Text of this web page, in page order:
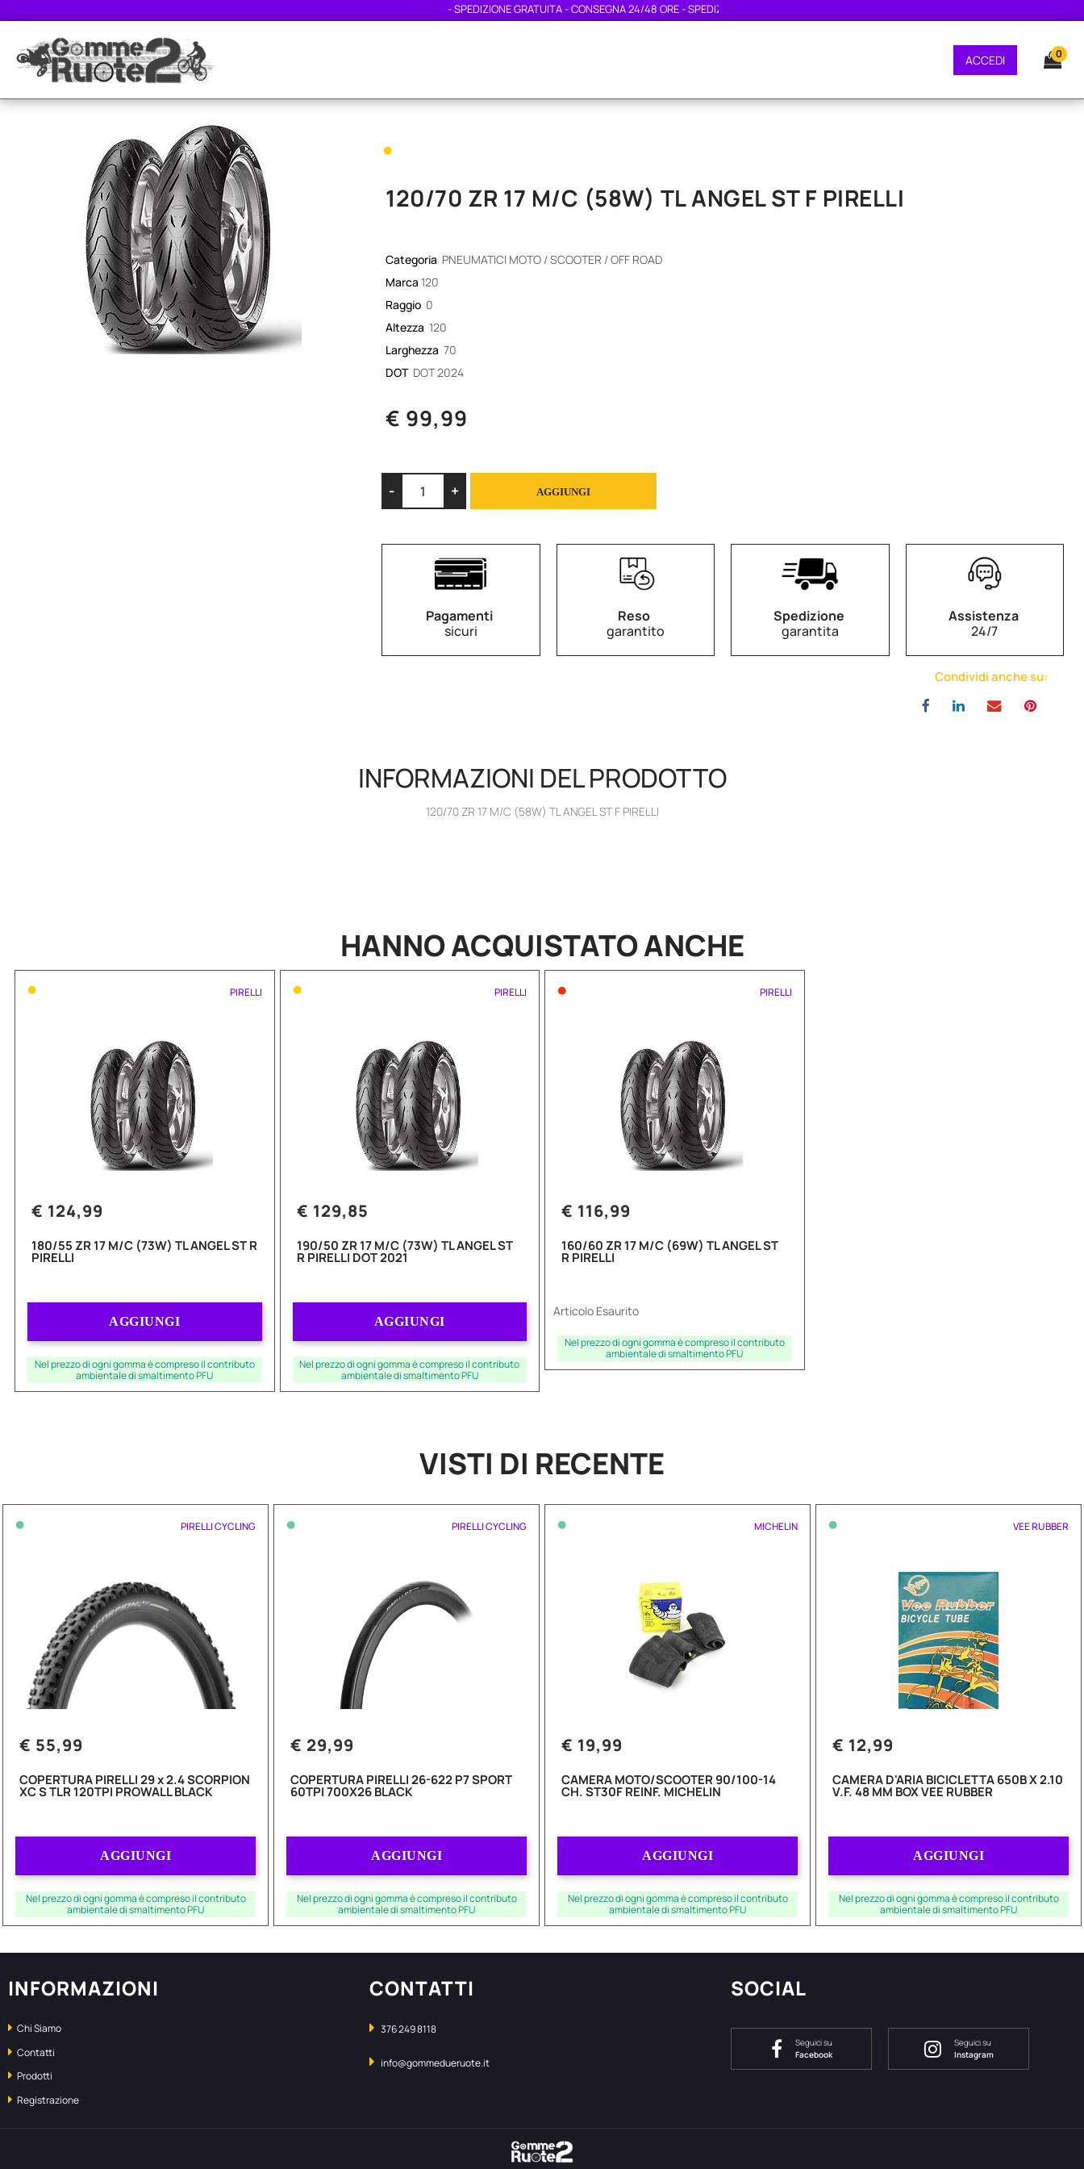
- SPEDIZIONE GRATUITA - CONSEGNA 24/48 ORE - SPEDIZIONE GRATUITA - CONSEGNA 24/48 ORE - SPEDIZIONE GRATUITA -
ACCEDI 0
•
120/70 ZR 17 M/C (58W) TL ANGEL ST F PIRELLI
Categoria PNEUMATICI MOTO / SCOOTER / OFF ROAD
Marca 120
Raggio 0
Altezza 120
Larghezza 70
DOT DOT 2024
€ 99,99
AGGIUNGI
Pagamenti
sicuri
Reso
garantito
Spedizione
garantita
Assistenza
24/7
Condividi anche su:
INFORMAZIONI DEL PRODOTTO
120/70 ZR 17 M/C (58W) TL ANGEL ST F PIRELLI
HANNOACQUISTATOANCHE
• PIRELLI
€ 124,99
180/55 ZR 17 M/C (73W) TL ANGEL ST R
PIRELLI
AGGIUNGI
Nel prezzo di ogni gomma è compreso il contributo
ambientale di smaltimento PFU
• PIRELLI
€ 129,85
190/50 ZR 17 M/C (73W) TL ANGEL ST
R PIRELLI DOT 2021
AGGIUNGI
Nel prezzo di ogni gomma è compreso il contributo
ambientale di smaltimento PFU
• PIRELLI
€ 116,99
160/60 ZR 17 M/C (69W) TL ANGEL ST
R PIRELLI
Articolo Esaurito
Nel prezzo di ogni gomma è compreso il contributo
ambientale di smaltimento PFU
VISTI DI RECENTE
• PIRELLI CYCLING
€ 55,99
COPERTURA PIRELLI 29 x 2.4 SCORPION
XC S TLR 120TPI PROWALL BLACK
AGGIUNGI
Nel prezzo di ogni gomma è compreso il contributo
ambientale di smaltimento PFU
• PIRELLI CYCLING
€ 29,99
COPERTURA PIRELLI 26-622 P7 SPORT
60TPI 700X26 BLACK
AGGIUNGI
Nel prezzo di ogni gomma è compreso il contributo
ambientale di smaltimento PFU
• MICHELIN
€ 19,99
CAMERA MOTO/SCOOTER 90/100-14
CH. ST30F REINF. MICHELIN
AGGIUNGI
Nel prezzo di ogni gomma è compreso il contributo
ambientale di smaltimento PFU
• VEE RUBBER
€ 12,99
CAMERA D'ARIA BICICLETTA 650B X 2.10
V.F. 48 MM BOX VEE RUBBER
AGGIUNGI
Nel prezzo di ogni gomma è compreso il contributo
ambientale di smaltimento PFU
INFORMAZIONI
Chi Siamo
Contatti
Prodotti
Registrazione
CONTATTI
376 249 8118
info@gommedueruote.it
SOCIAL
Seguici su
Facebook
Seguici su
Instagram